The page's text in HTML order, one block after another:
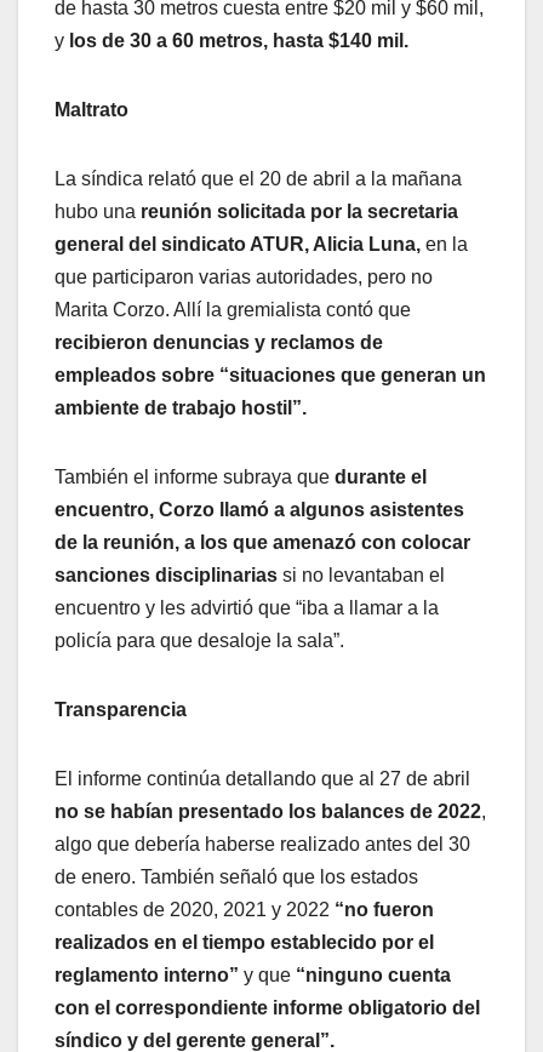
de hasta 30 metros cuesta entre $20 mil y $60 mil,
y los de 30 a 60 metros, hasta $140 mil.
Maltrato
La síndica relató que el 20 de abril a la mañana
hubo una reunión solicitada por la secretaria
general del sindicato ATUR, Alicia Luna, en la
que participaron varias autoridades, pero no
Marita Corzo. Allí la gremialista contó que
recibieron denuncias y reclamos de
empleados sobre “situaciones que generan un
ambiente de trabajo hostil”.
También el informe subraya que durante el
encuentro, Corzo llamó a algunos asistentes
de la reunión, a los que amenazó con colocar
sanciones disciplinarias si no levantaban el
encuentro y les advirtió que “iba a llamar a la
policía para que desaloje la sala”.
Transparencia
El informe continúa detallando que al 27 de abril
no se habían presentado los balances de 2022,
algo que debería haberse realizado antes del 30
de enero. También señaló que los estados
contables de 2020, 2021 y 2022 “no fueron
realizados en el tiempo establecido por el
reglamento interno” y que “ninguno cuenta
con el correspondiente informe obligatorio del
síndico y del gerente general”.